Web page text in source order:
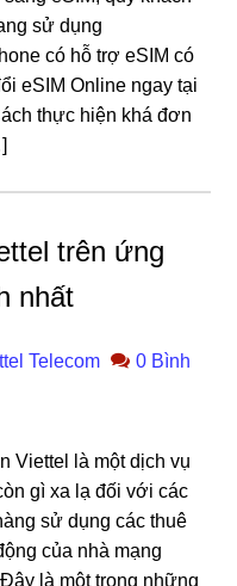
sử dụng
có hỗ trợ eSIM có
eSIM Online ngay tại
thực hiện khá đơn
trên ứng
nhất
Telecom
0 Bình
Viettel là một dịch vụ
gì xa lạ đối với các
sử dụng các thuê
của nhà mạng
là một trong những